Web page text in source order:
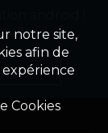
notre site,
afin de
Cookies